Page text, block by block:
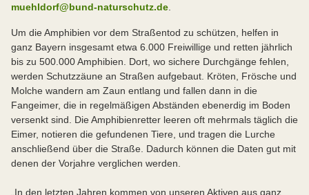
muehldorf@bund-naturschutz.de
Um die Amphibien vor dem Straßentod zu schützen, helfen in
ganz Bayern insgesamt etwa 6.000 Freiwillige und retten jährlich
bis zu 500.000 Amphibien. Dort, wo sichere Durchgänge fehlen,
werden Schutzzäune an Straßen aufgebaut. Kröten, Frösche und
Molche wandern am Zaun entlang und fallen dann in die
Fangeimer, die in regelmäßigen Abständen ebenerdig im Boden
versenkt sind. Die Amphibienretter leeren oft mehrmals täglich die
Eimer, notieren die gefundenen Tiere, und tragen die Lurche
anschließend über die Straße. Dadurch können die Daten gut mit
denen der Vorjahre verglichen werden.
„In den letzten Jahren kommen von unseren Aktiven aus ganz